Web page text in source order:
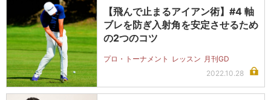
【飛んで止まるアイアン術】#4 軸
ブレを防ぎ入射角を安定させるため
の2つのコツ
プロ・トーナメント レッスン 月刊GD
2022.10.28